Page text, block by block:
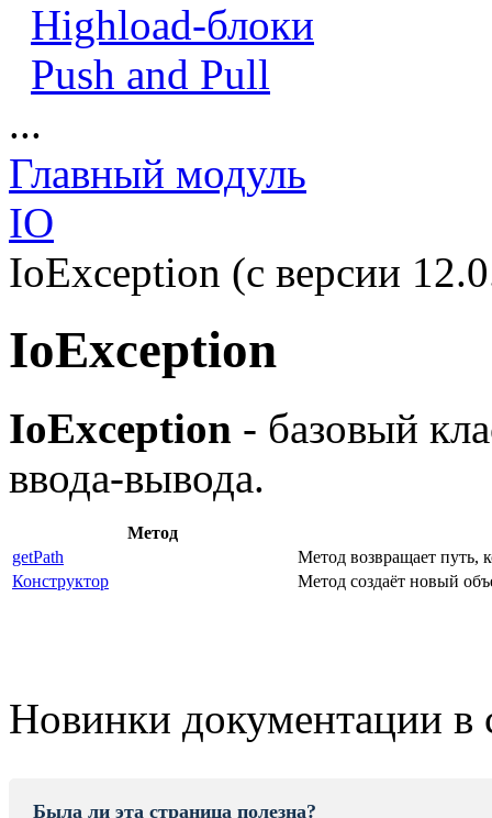
Highload-блоки
Push and Pull
...
Главный модуль
IO
IoException (с версии
IoException
IoException - базовый
ввода-вывода.
Метод
getPath
Метод возвращает путь,
Конструктор
Метод создаёт новый
Новинки документации в
Была ли эта страница полезна?